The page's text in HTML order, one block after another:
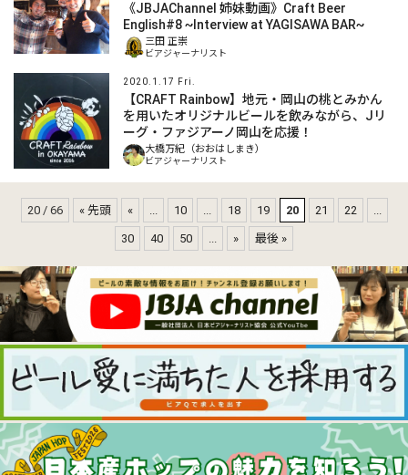
《JBJAChannel 姉妹動画》Craft Beer
English#8 ~Interview at YAGISAWA BAR~
三田 正崇
ビアジャーナリスト
2020.1.17 Fri.
【CRAFT Rainbow】地元・岡山の桃とみかん
を用いたオリジナルビールを飲みながら、Jリ
ーグ・ファジアーノ岡山を応援！
大橋万紀（おおはしまき）
ビアジャーナリスト
20 / 66 « 先頭 « ... 10 ... 18 19 20 21 22 ...
30 40 50 ... » 最後 »